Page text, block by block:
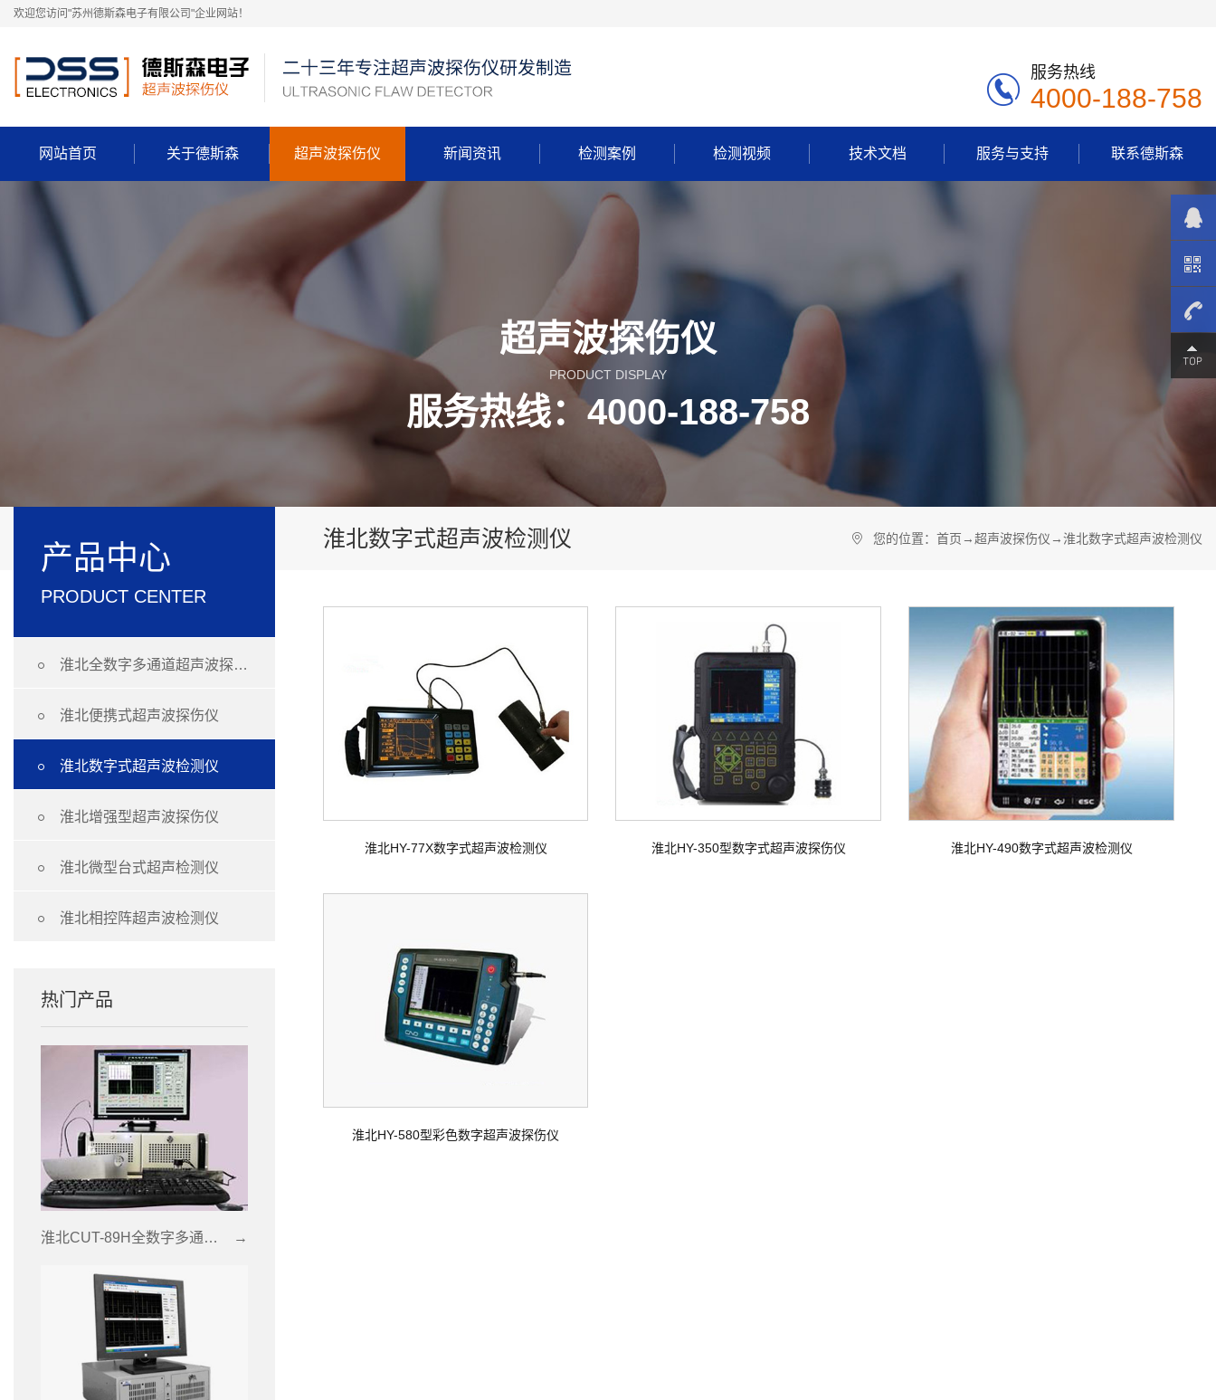
欢迎您访问"苏州德斯森电子有限公司"企业网站！
服务热线
4000-188-758
网站首页 关于德斯森 超声波探伤仪 新闻资讯 检测案例 检测视频 技术文档 服务与支持 联系德斯森
超声波探伤仪
PRODUCT DISPLAY
服务热线：4000-188-758
产品中心
PRODUCT CENTER
 淮北全数字多通道超声波探伤仪
 淮北便携式超声波探伤仪
 淮北数字式超声波检测仪
 淮北增强型超声波探伤仪
 淮北微型台式超声检测仪
 淮北相控阵超声波检测仪
热门产品
→
淮北CUT-89H全数字多通道超声波探伤仪
淮北数字式超声波检测仪 您的位置： 首页 →超声波探伤仪 →淮北数字式超声波检测仪
淮北HY-77X数字式超声波检测仪 淮北HY-350型数字式超声波探伤仪 淮北HY-490数字式超声波检测仪
淮北HY-580型彩色数字超声波探伤仪
4000-
758